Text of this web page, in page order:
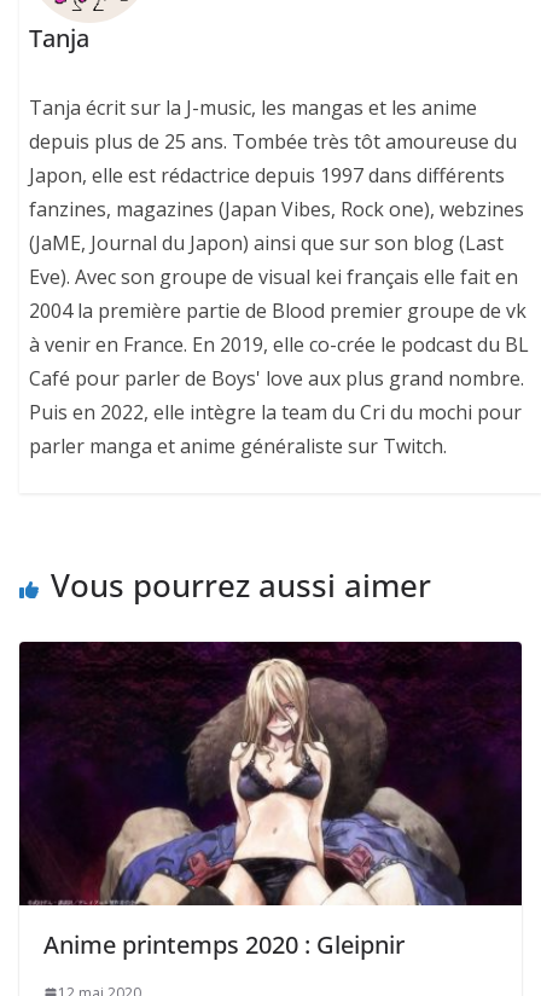
Tanja
Tanja écrit sur la J-music, les mangas et les anime
depuis plus de 25 ans. Tombée très tôt amoureuse du
Japon, elle est rédactrice depuis 1997 dans différents
fanzines, magazines (Japan Vibes, Rock one), webzines
(JaME, Journal du Japon) ainsi que sur son blog (Last
Eve). Avec son groupe de visual kei français elle fait en
2004 la première partie de Blood premier groupe de vk
à venir en France. En 2019, elle co-crée le podcast du BL
Café pour parler de Boys' love aux plus grand nombre.
Puis en 2022, elle intègre la team du Cri du mochi pour
parler manga et anime généraliste sur Twitch.
Vous pourrez aussi aimer
Anime printemps 2020 : Gleipnir